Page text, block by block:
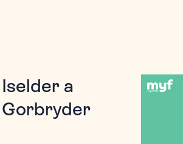
Iselder a
Gorbryder